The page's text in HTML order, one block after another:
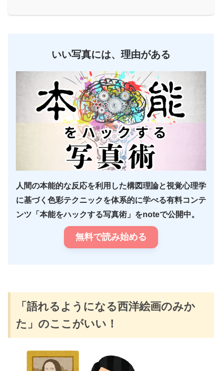
いい写真には、理由がある
人間の本能的な反応を利用した構図理論と視覚心理学
に基づく色彩テクニックを体系的に学べる有料コンテ
ンツ「本能をハックする写真術」をnoteで公開中。
無料で読み始める
「語れるようになる西洋絵画のみか
た」のここがいい！